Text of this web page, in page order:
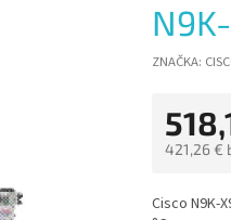
ZNAČKA:
421,26 €
cena:
Cisco N9K-